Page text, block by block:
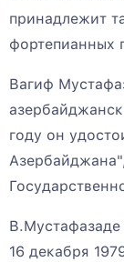
принадлежит
фортепианных
Вагиф
году он
В.Мустафазаде
16 декабря